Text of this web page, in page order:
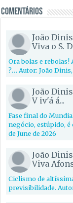
Comentários
João
Viva o S.
Ora bolas e rebolas!
?… Autor: João
João
V iv'á á...
Fase final do
negócio, estúpido, é
de June de 2026
João
Viva
Ciclismo de
previsibilidade.